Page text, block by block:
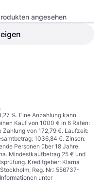
angesehen
%. Eine Anzahlung kann
Kauf von 1000 € in 6 Raten:
Zahlung von 172,79 €. Laufzeit:
1036,84 €. Zinsen:
Personen über 18 Jahre.
Mindestkaufbetrag 25 € und
Kreditgeber: Klarna
Reg. Nr.: 556737-
unter